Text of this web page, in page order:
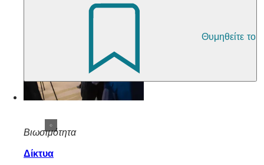
Θυμηθείτε το
Βιωσιμότητα
Δίκτυα